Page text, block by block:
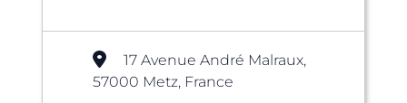
17 Avenue André Malraux,
57000 Metz, France